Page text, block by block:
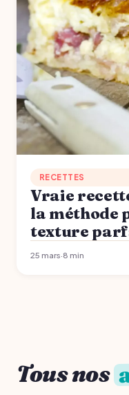
RECETTES
Vraie
la méthode
texture
25 mars·8 min
Tous nos